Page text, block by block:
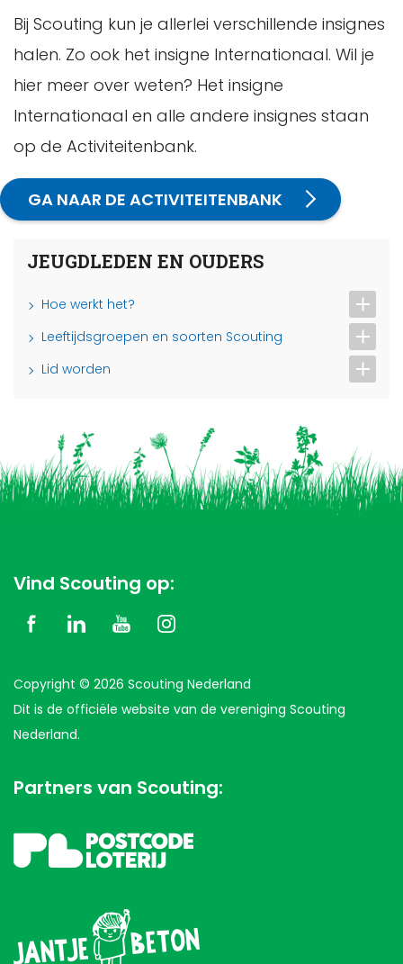
Bij Scouting kun je allerlei verschillende insignes
halen. Zo ook het insigne Internationaal. Wil je
hier meer over weten? Het insigne
Internationaal en alle andere insignes staan
op de Activiteitenbank.
GA NAAR DE ACTIVITEITENBANK
JEUGDLEDEN EN OUDERS
Hoe werkt het?
Leeftijdsgroepen en soorten Scouting
Lid worden
Vind Scouting op:
Copyright © 2026 Scouting Nederland
Dit is de officiële website van de vereniging Scouting
Nederland.
Partners van Scouting: